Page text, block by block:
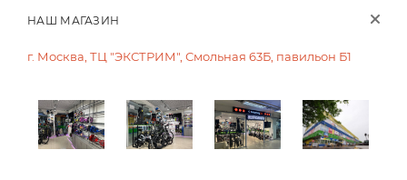
НАШ МАГАЗИН
г. Москва, ТЦ "ЭКСТРИМ", Смольная 63Б, павильон Б1